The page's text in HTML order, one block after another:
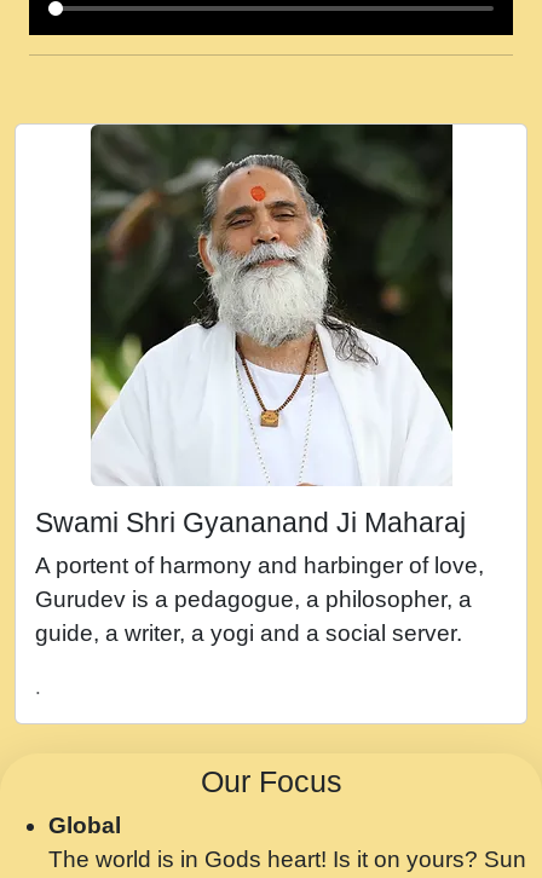
कई पकड क मर हथ र मह वदवन पहच दय! मह जन
Ki - Krishna Bhajan - New Bhajan 2020
#Ishwar Bhakti.mp3
जब से गीता ज्ञान पाया मैं बड़ी मस्ती में हूँ । 2018 -
Rishikesh - Ratan Ji Rasik.mp3
तन हल दल द सनव मड उतत सर रख क, नल रव त
गल लग जव त सर उतत हथ रख द!.mp3
तू कर प्रीतम से प्रीत, यूहीं दिन बीतते जाते हैं ।
2018 - Rishikesh - Swami Gyananand Ji
Maharaj.mp3
न म गवद गपल गद फर, पयर महन न रझद फर! shri
नह भरस रह लडडल... अपन खट करम क !!!! मह दद
सहर चरण क .....mp3
बगड नसब कसन सवर तर बगर Shri ravinandan
shastri ji maharaj.mp3
Chahe Ram Ho Chahe Shyam Ho.mp3
मझ अपन जवन बनन न आय, रठ हर क मनन न आय
Shri ravinandan shastri ji maharaj.mp3
Swami Shri Gyananand Ji Maharaj
A portent of harmony and harbinger of love,
Gurudev is a pedagogue, a philosopher, a
guide, a writer, a yogi and a social server.
.
Our Focus
Global
The world is in Gods heart! Is it on yours? Sun